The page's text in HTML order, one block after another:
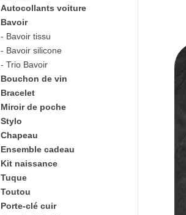
Autocollants voiture
Bavoir
- Bavoir tissu
- Bavoir silicone
- Trio Bavoir
Bouchon de vin
Bracelet
Miroir de poche
Stylo
Chapeau
Ensemble cadeau
Kit naissance
Tuque
Toutou
Porte-clé cuir